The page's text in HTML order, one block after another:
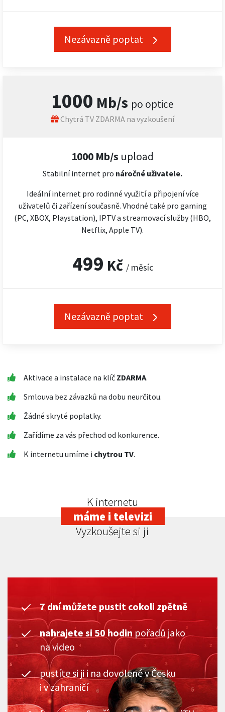
Nezávazně poptat
1000 Mb/s po optice
Chytrá TV ZDARMA na vyzkoušení
1000 Mb/s upload
Stabilní internet pro náročné uživatele.
Ideální internet pro rodinné využití a připojení více
uživatelů či zařízení současně. Vhodné také pro gaming
(PC, XBOX, Playstation), IPTV a streamovací služby (HBO,
Netflix, Apple TV).
499 Kč / měsíc
Nezávazně poptat
Aktivace a instalace na klíč ZDARMA.
Smlouva bez závazků na dobu neurčitou.
Žádné skryté poplatky.
Zařídíme za vás přechod od konkurence.
K internetu umíme i chytrou TV.
K internetu
máme i televizi
Vyzkoušejte si ji
7 dní můžete pustit cokoli zpětně
nahrajete si 50 hodin pořadů jako
na video
pustíte si ji i na dovolené v Česku
i v zahraničí